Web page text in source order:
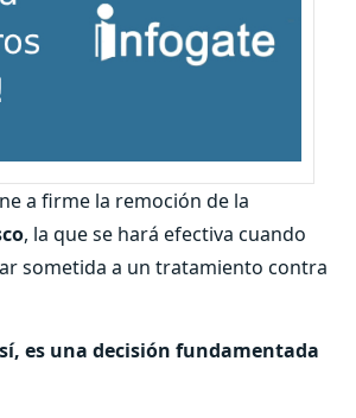
a firme la remoción de la
, la que se hará efectiva cuando
sometida a un tratamiento contra
sí, es una decisión fundamentada